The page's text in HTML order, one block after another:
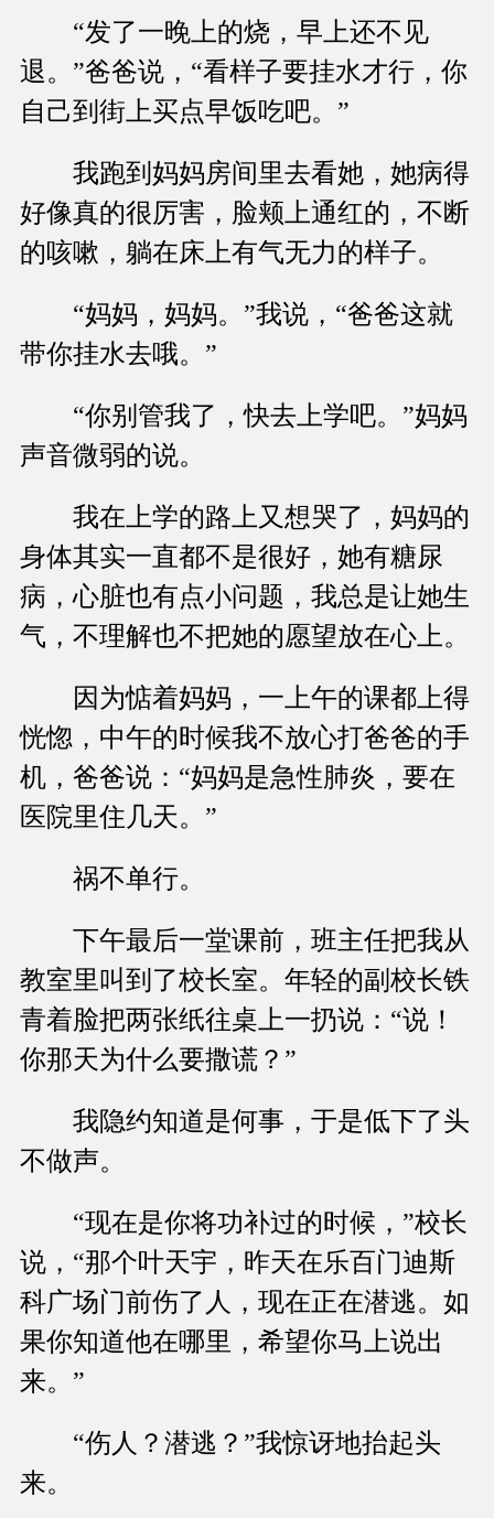
“发了一晚上的烧，早上还不见
退。”爸爸说，“看样子要挂水才行，你
自己到街上买点早饭吃吧。”
我跑到妈妈房间里去看她，她病得
好像真的很厉害，脸颊上通红的，不断
的咳嗽，躺在床上有气无力的样子。
“妈妈，妈妈。”我说，“爸爸这就
带你挂水去哦。”
“你别管我了，快去上学吧。”妈妈
声音微弱的说。
我在上学的路上又想哭了，妈妈的
身体其实一直都不是很好，她有糖尿
病，心脏也有点小问题，我总是让她生
气，不理解也不把她的愿望放在心上。
因为惦着妈妈，一上午的课都上得
恍惚，中午的时候我不放心打爸爸的手
机，爸爸说：“妈妈是急性肺炎，要在
医院里住几天。”
祸不单行。
下午最后一堂课前，班主任把我从
教室里叫到了校长室。年轻的副校长铁
青着脸把两张纸往桌上一扔说：“说！
你那天为什么要撒谎？”
我隐约知道是何事，于是低下了头
不做声。
“现在是你将功补过的时候，”校长
说，“那个叶天宇，昨天在乐百门迪斯
科广场门前伤了人，现在正在潜逃。如
果你知道他在哪里，希望你马上说出
来。”
“伤人？潜逃？”我惊讶地抬起头
来。